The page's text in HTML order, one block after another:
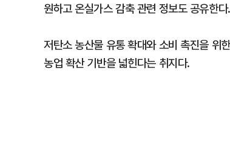
원하고 온실가스 감축 관련 정보도 공유한다.
저탄소 농산물 유통 확대와 소비 촉진을 위
농업 확산 기반을 넓힌다는 취지다.